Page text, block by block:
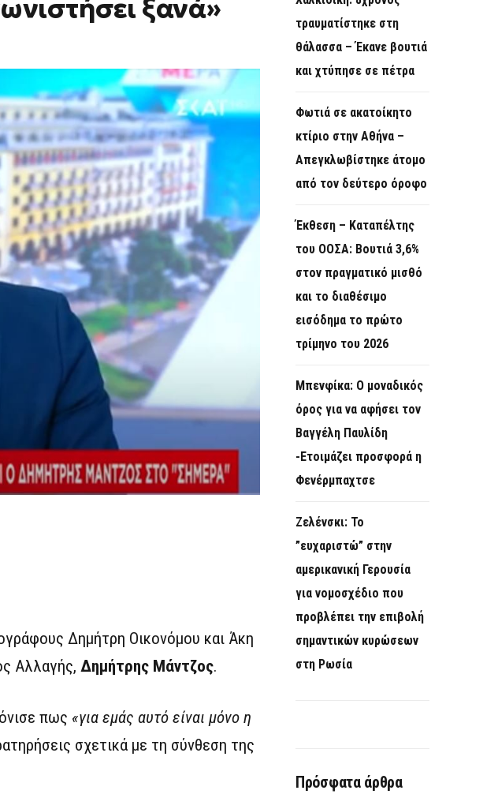
M
ξανά»
Δημήτρη Οικονόμου και Άκη
Αλλαγής, Δημήτρης Μάντζος.
πως «για εμάς αυτό είναι μόνο η
σχετικά με τη σύνθεση της
τραυματίστηκε στη
θάλασσα – Έκανε βουτιά
και χτύπησε σε πέτρα
Φωτιά σε ακατοίκητο
κτίριο στην Αθήνα –
Απεγκλωβίστηκε άτομο
από τον δεύτερο όροφο
Έκθεση – Καταπέλτης
του ΟΟΣΑ: Βουτιά 3,6%
στον πραγματικό μισθό
και το διαθέσιμο
εισόδημα το πρώτο
τρίμηνο του 2026
Μπενφίκα: Ο μοναδικός
όρος για να αφήσει τον
Βαγγέλη Παυλίδη
-Ετοιμάζει προσφορά η
Φενέρμπαχτσε
Ζελένσκι: Το
”ευχαριστώ” στην
αμερικανική Γερουσία
για νομοσχέδιο που
προβλέπει την επιβολή
σημαντικών κυρώσεων
στη Ρωσία
Πρόσφατα άρθρα